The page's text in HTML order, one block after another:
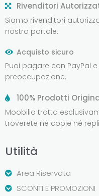
Rivenditori
Siamo rivenditori
nostro portale.
Acquisto sicuro
Puoi pagare con PayPal
preoccupazione.
100% Prodotti
Moobilia tratta
troverete né copie né
Utilità
Area Riservata
SCONTI E PROMOZIONI